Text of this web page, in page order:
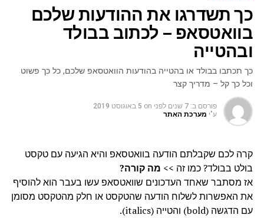
כך תשדרגו את ההודעות שלכם
בוואטסאפ – לכתוב בבולד
ובהטייה
כך תכתבו בבולד או בהטייה בהודעות הוואטסאפ שלכם, כל כך פשוט
וכל כך קל – מדריך קצר
פורסם ב: 7 שנים לפני on 5 באוגוסט 2019
ע"י מערכת האתר
קרה לכם שקבלתם הודעה בוואטסאפ והיא הגיעה עם טקסט
בולט בבולד? כמו זה >> מה קורה?
אז מסתבר שאחד העדכונים שוואטסאפ עשו בעבר הוא להוסיף
את האפשרות לשלוח הודעה שהטקסט או חלק מהטקסט מסומן
עם הדגשה (bold) והטייה (italics).